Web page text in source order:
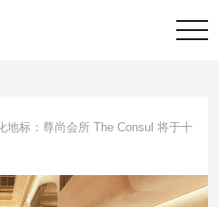
地标：尊尚会所 The Consul 将于十